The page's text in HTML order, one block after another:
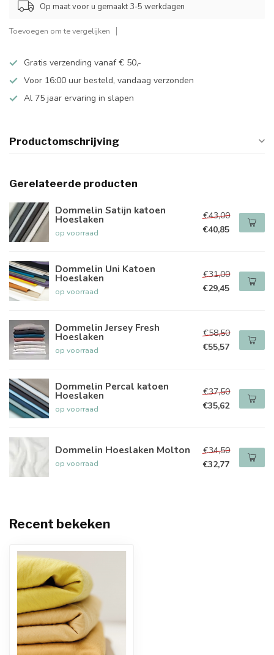
Op maat voor u gemaakt 3-5 werkdagen
Toevoegen om te vergelijken
Gratis verzending vanaf € 50,-
Voor 16:00 uur besteld, vandaag verzonden
Al 75 jaar ervaring in slapen
Productomschrijving
Gerelateerde producten
Dommelin Satijn katoen
Hoeslaken
op voorraad
€43,00
€40,85
Dommelin Uni Katoen
Hoeslaken
op voorraad
€31,00
€29,45
Dommelin Jersey Fresh
Hoeslaken
op voorraad
€58,50
€55,57
Dommelin Percal katoen
Hoeslaken
op voorraad
€37,50
€35,62
Dommelin Hoeslaken Molton
op voorraad
€34,50
€32,77
Recent bekeken